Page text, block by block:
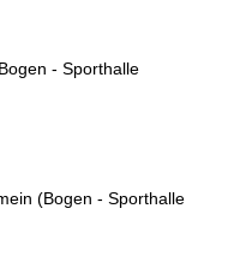
- Sporthalle
(Bogen - Sporthalle